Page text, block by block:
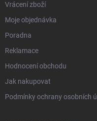
Vrácení zboží
Moje objednávka
Poradna
Reklamace
Hodnocení obchodu
Jak nakupovat
Podmínky ochrany osobních